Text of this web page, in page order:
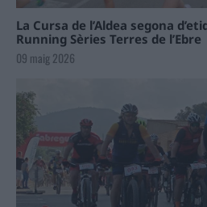
La Cursa de l’Aldea segona
Running Sèries Terres de l’Ebre
09 maig 2026